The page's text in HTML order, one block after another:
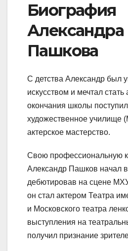
Биография
Александра
Пашкова
С детства Александр был
искусством и мечтал
окончания школы
художественное училище
актерское мастерство.
Свою профессиональную
Александр Пашков начал в
дебютировав на сцене
он стал актером Театра
и Московского театра
выступления на
получил признание